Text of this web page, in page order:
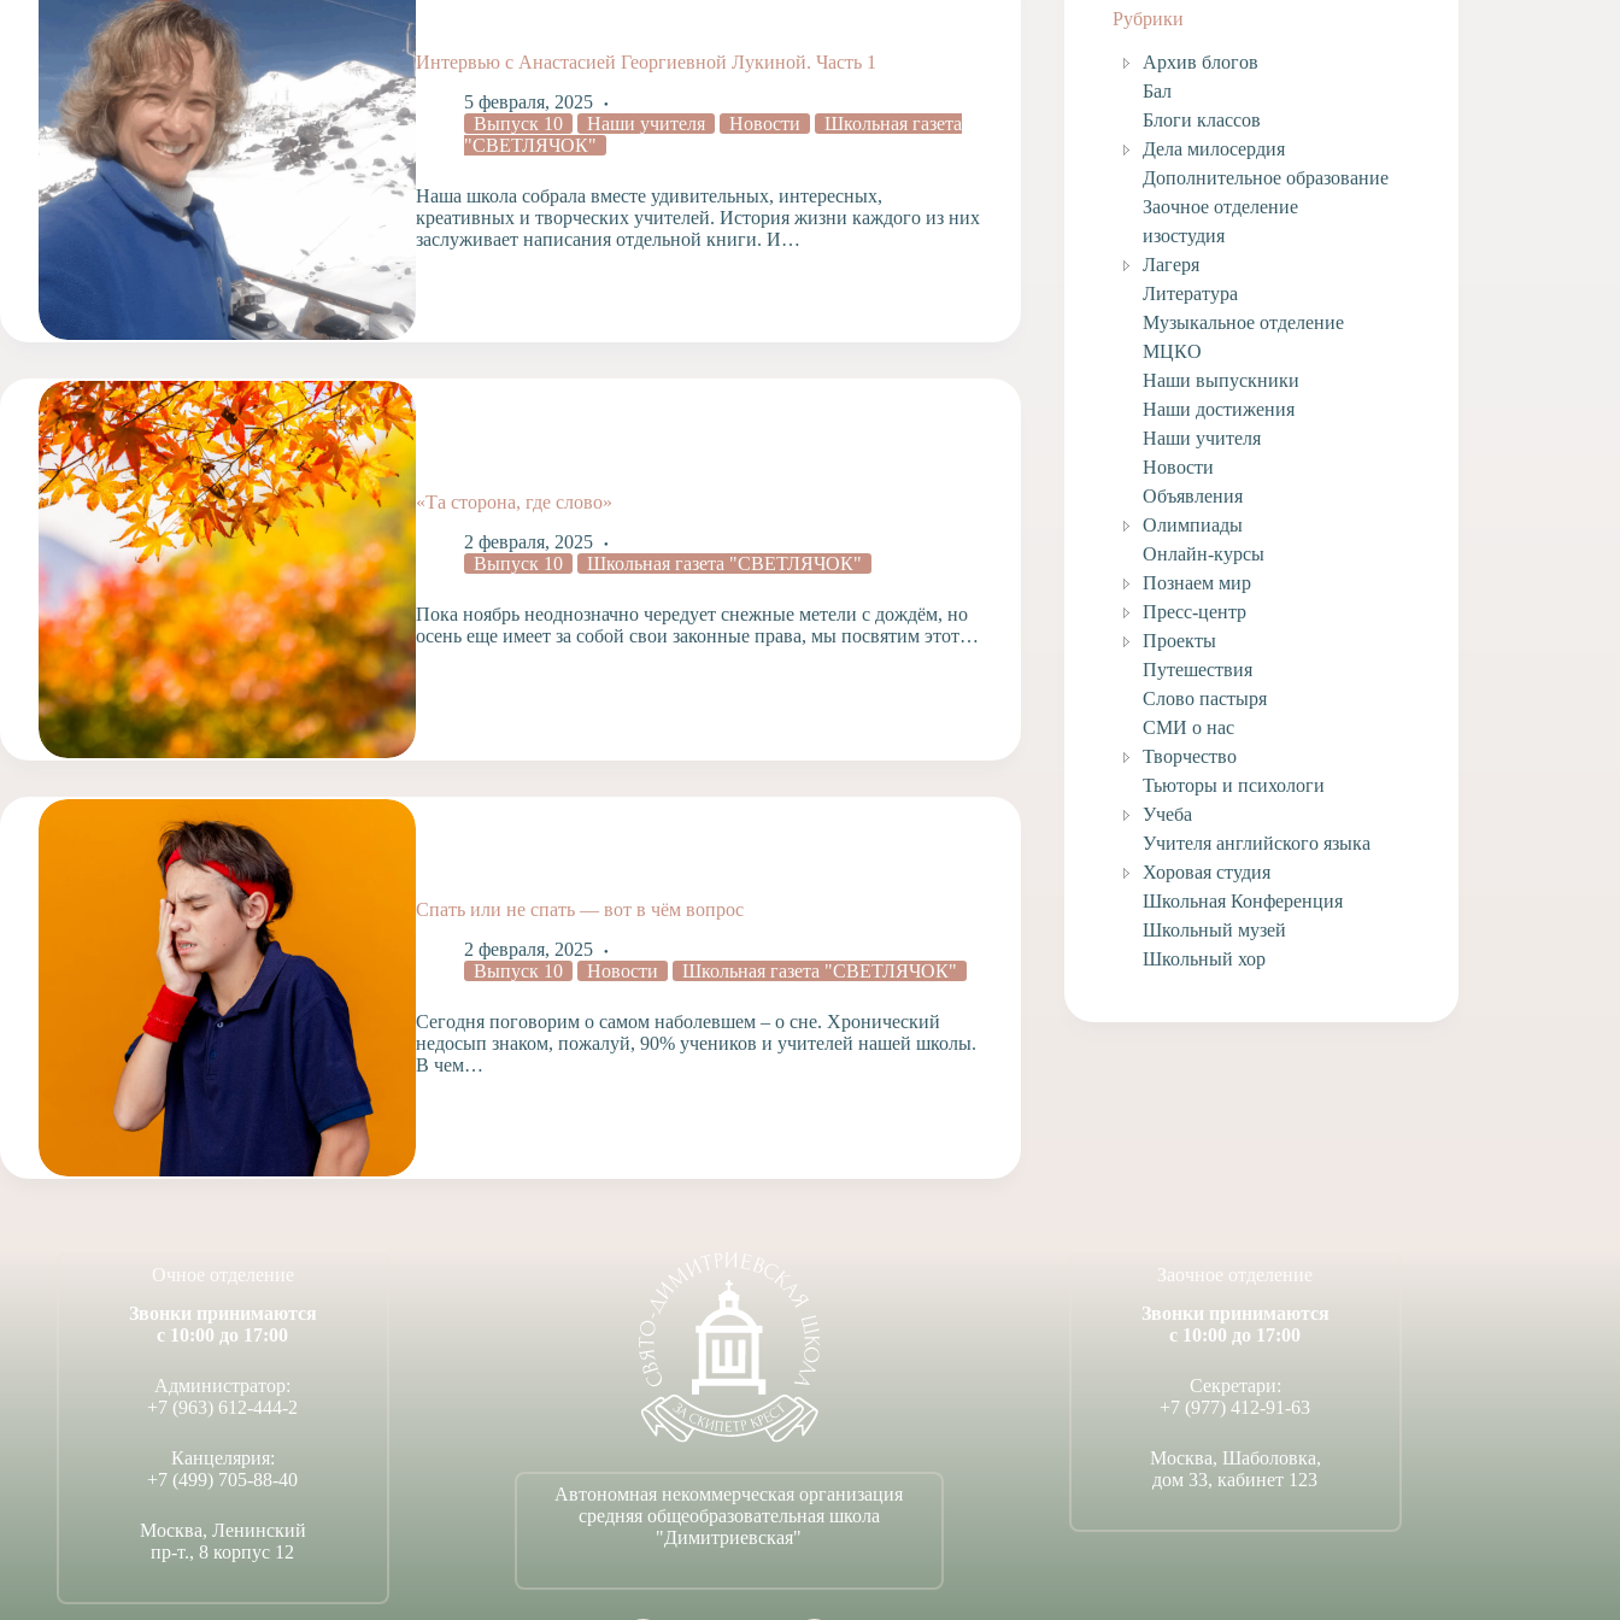
Допобразование
Проекты
Творчество
Художественная
студия
Музыкальное
отделение
Психологическая
Служба
Тьюторская
Интервью с Анастасией Георгиевной Лукиной. Часть 1
5 февраля, 2025
Выпуск 10
Наши учителя Новости
Школьная газета
"СВЕТЛЯЧОК"
Наша школа собрала вместе удивительных, интересных,
креативных и творческих учителей. История жизни каждого из них
заслуживает написания отдельной книги. И…
«Та сторона, где слово»
2 февраля, 2025
Выпуск 10
Школьная газета "СВЕТЛЯЧОК"
Пока ноябрь неоднозначно чередует снежные метели с дождём, но
осень еще имеет за собой свои законные права, мы посвятим этот…
Спать или не спать — вот в чём вопрос
2 февраля, 2025
Выпуск 10
Новости Школьная газета "СВЕТЛЯЧОК"
Сегодня поговорим о самом наболевшем – о сне. Хронический
недосып знаком, пожалуй, 90% учеников и учителей нашей школы.
В чем…
Рубрики
Архив блогов
Бал
Блоги классов
Дела милосердия
Дополнительное образование
Заочное отделение
изостудия
Лагеря
Литература
Музыкальное отделение
МЦКО
Наши выпускники
Наши достижения
Наши учителя
Новости
Объявления
Олимпиады
Онлайн-курсы
Познаем мир
Пресс-центр
Проекты
Путешествия
Слово пастыря
СМИ о нас
Творчество
Тьюторы и психологи
Учеба
Учителя английского языка
Хоровая студия
Школьная Конференция
Школьный музей
Школьный хор
Очное отделение
Звонки принимаются
с 10:00 до 17:00
Администратор:
+7 (963) 612-444-2
Канцелярия:
+7 (499) 705-88-40
Москва, Ленинский
пр-т., 8 корпус 12
Автономная некоммерческая организация
средняя общеобразовательная школа
"Димитриевская"
Заочное отделение
Звонки принимаются
с 10:00 до 17:00
Секретари:
+7 (977) 412-91-63
Москва, Шаболовка,
дом 33, кабинет 123